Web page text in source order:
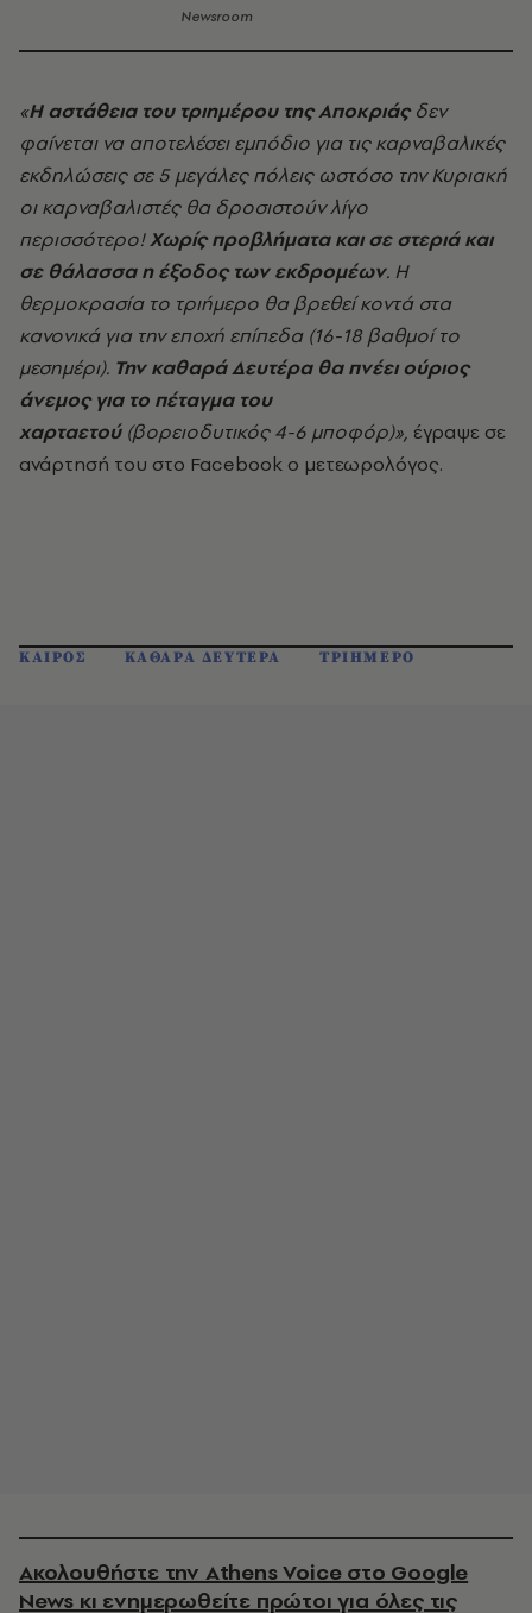
Newsroom
«Η αστάθεια του τριημέρου της Αποκριάς δεν
φαίνεται να αποτελέσει εμπόδιο για τις καρναβαλικές
εκδηλώσεις σε 5 μεγάλες πόλεις ωστόσο την Κυριακή
οι καρναβαλιστές θα δροσιστούν λίγο
περισσότερο!Χωρίς προβλήματα και σε στεριά και
σε θάλασσα η έξοδος των εκδρομέων. Η
θερμοκρασία το τριήμερο θα βρεθεί κοντά στα
κανονικά για την εποχή επίπεδα (16-18 βαθμοί το
μεσημέρι). Την καθαρά Δευτέρα θα πνέει ούριος
άνεμος για το πέταγμα του
χαρταετού (βορειοδυτικός 4-6 μποφόρ)», έγραψε σε
ανάρτησή του στο Facebook ο μετεωρολόγος.
ΚΑΙΡΟΣ ΚΑΘΑΡΑ ΔΕΥΤΕΡΑ ΤΡΙΗΜΕΡΟ
Ακολουθήστε την Athens Voice στο Google
News κι ενημερωθείτε πρώτοι για όλες τις